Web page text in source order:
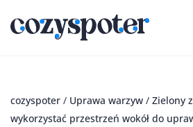
cozyspoter / Uprawa warzyw / Zielony
wykorzystać przestrzeń wokół do